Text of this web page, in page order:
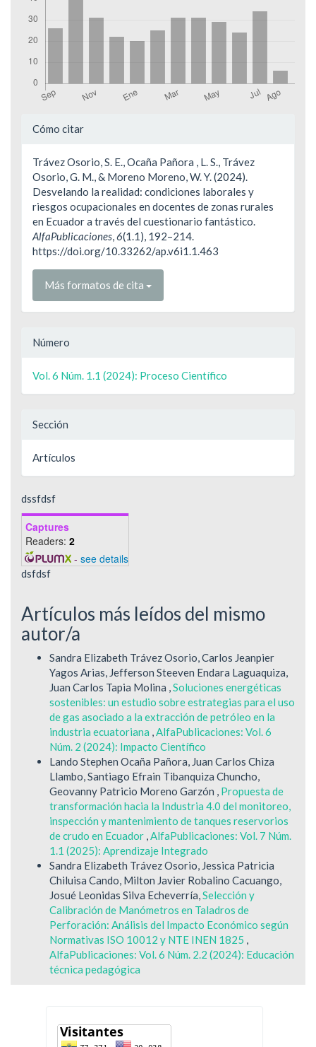
Detalles
artículo
Cómo citar
Trávez Osorio, S. E., Ocaña Pañora , L. S., Trávez
Osorio, G. M., & Moreno Moreno, W. Y. (2024).
Desvelando la realidad: condiciones laborales y
riesgos ocupacionales en docentes de zonas rurales
en Ecuador a través del cuestionario fantástico.
AlfaPublicaciones,6(1.1), 192–214.
https://doi.org/10.33262/ap.v6i1.1.463
Más formatos de cita
Número
Vol. 6 Núm. 1.1 (2024): Proceso Científico
Sección
Artículos
dssfdsf
Captures
Readers: 2
- see details
dsfdsf
Artículos más leídos del mismo
autor/a
Sandra Elizabeth Trávez Osorio, Carlos Jeanpier
Yagos Arias, Jefferson Steeven Endara Laguaquiza,
Juan Carlos Tapia Molina ,Soluciones energéticas
sostenibles: un estudio sobre estrategias para el uso
de gas asociado a la extracción de petróleo en la
industria ecuatoriana ,AlfaPublicaciones: Vol. 6
Núm. 2 (2024): Impacto Científico
Lando Stephen Ocaña Pañora, Juan Carlos Chiza
Llambo, Santiago Efrain Tibanquiza Chuncho,
Geovanny Patricio Moreno Garzón , Propuesta de
transformación hacia la Industria 4.0 del monitoreo,
inspección y mantenimiento de tanques reservorios
de crudo en Ecuador ,AlfaPublicaciones: Vol. 7 Núm.
1.1 (2025): Aprendizaje Integrado
Sandra Elizabeth Trávez Osorio, Jessica Patricia
Chiluisa Cando, Milton Javier Robalino Cacuango,
Josué Leonidas Silva Echeverría,Selección y
Calibración de Manómetros en Taladros de
Perforación: Análisis del Impacto Económico según
Normativas ISO 10012 y NTE INEN 1825 ,
AlfaPublicaciones: Vol. 6 Núm. 2.2 (2024): Educación
técnica pedagógica